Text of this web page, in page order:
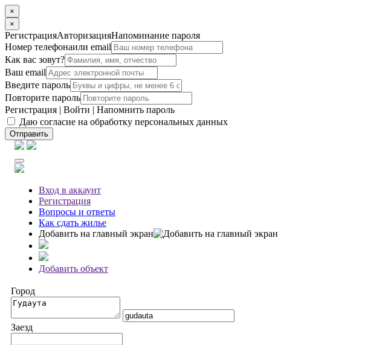
×
×
РегистрацияАвторизацияНапоминание пароля
Номер телефонаили email
Как вас зовут?
Ваш email
Введите пароль
Повторите пароль
Регистрация | Войти | Напомнить пароль
Даю согласие на обработку персональных данных
Отправить
Вход в аккаунт
Регистрация
Вопросы и ответы
Как сдать жилье
Добавить на главный экран
Добавить объект
Город
Заезд